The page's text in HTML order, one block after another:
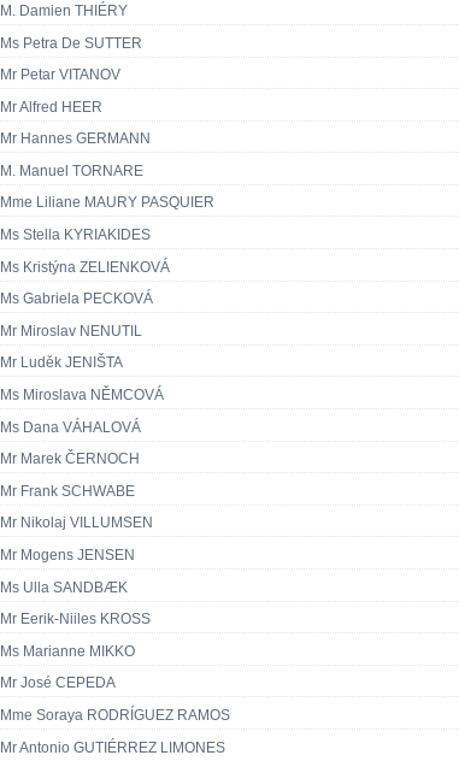
M. Damien THIÉRY
Ms Petra De SUTTER
Mr Petar VITANOV
Mr Alfred HEER
Mr Hannes GERMANN
M. Manuel TORNARE
Mme Liliane MAURY PASQUIER
Ms Stella KYRIAKIDES
Ms Kristýna ZELIENKOVÁ
Ms Gabriela PECKOVÁ
Mr Miroslav NENUTIL
Mr Luděk JENIŠTA
Ms Miroslava NĚMCOVÁ
Ms Dana VÁHALOVÁ
Mr Marek ČERNOCH
Mr Frank SCHWABE
Mr Nikolaj VILLUMSEN
Mr Mogens JENSEN
Ms Ulla SANDBÆK
Mr Eerik-Niiles KROSS
Ms Marianne MIKKO
Mr José CEPEDA
Mme Soraya RODRÍGUEZ RAMOS
Mr Antonio GUTIÉRREZ LIMONES